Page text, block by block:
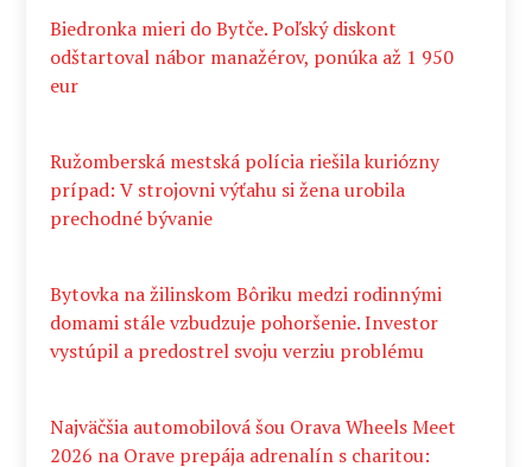
Biedronka mieri do Bytče. Poľský diskont
odštartoval nábor manažérov, ponúka až 1 950
eur
Ružomberská mestská polícia riešila kuriózny
prípad: V strojovni výťahu si žena urobila
prechodné bývanie
Bytovka na žilinskom Bôriku medzi rodinnými
domami stále vzbudzuje pohoršenie. Investor
vystúpil a predostrel svoju verziu problému
Najväčšia automobilová šou Orava Wheels Meet
2026 na Orave prepája adrenalín s charitou: